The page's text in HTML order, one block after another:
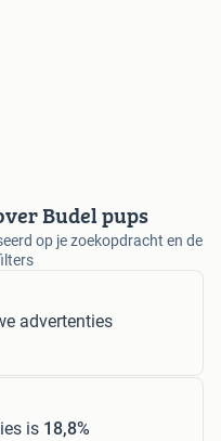
Budel pups
op je zoekopdracht en de
advertenties
is 18,8%